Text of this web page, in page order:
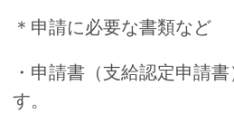
＊申請に必要な書類など
・申請書（支給認定申請
す。